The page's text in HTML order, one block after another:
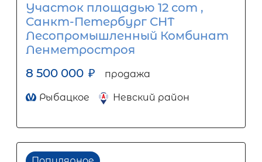
Участок площадью 12 сот ,
Санкт-Петербург СНТ
Лесопромышленный Комбинат
Ленметростроя
8 500 000 ₽ продажа
Рыбацкое Невский район